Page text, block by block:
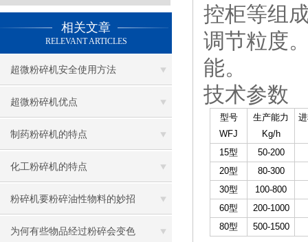
相关文章
RELEVANT ARTICLES
超微粉碎机安全使用方法
超微粉碎机优点
制药粉碎机的特点
化工粉碎机的特点
粉碎机要粉碎油性物料的妙招
为何有些物品经过粉碎会变色
控柜等组
调节粒度
能。
技术参数
型号
WFJ
生产能力
Kg/h
15型
50-200
20型
80-300
30型
100-800
60型
200-1000
80型
500-1500